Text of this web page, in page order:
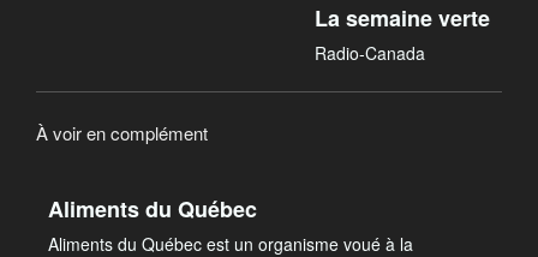
La semaine verte
Radio-Canada
À voir en complément
Aliments du Québec
Aliments du Québec est un organisme voué à la